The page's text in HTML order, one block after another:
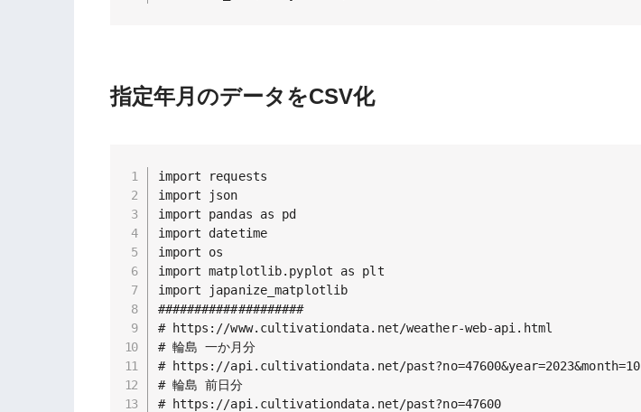
指定年月のデータをCSV化
import requests
import json
import pandas as pd
import datetime
import os
import matplotlib.pyplot as plt
import japanize_matplotlib
####################
# https://www.cultivationdata.net/weather-web-api.html
# 輪島 一か月分
# https://api.cultivationdata.net/past?no=47600&year=2023&month=10
# 輪島 前日分
# https://api.cultivationdata.net/past?no=47600